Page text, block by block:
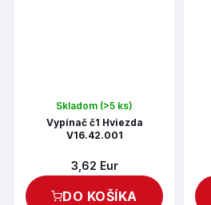
Skladom (>5 ks)
Vypínač č1 Hviezda
V16.42.001
3,62 Eur
DO KOŠÍKA